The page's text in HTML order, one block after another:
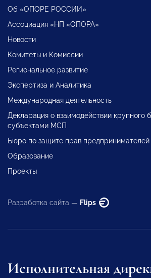
Об «ОПОРЕ РОССИИ»
Ассоциация «НП «ОПОРА»
Новости
Комитеты и Комиссии
Региональное развитие
Экспертиза и Аналитика
Международная деятельность
Декларация о взаимодействии крупного
субъектами МСП
Бюро по защите прав предпринимателей
Образование
Проекты
Разработка сайта — Flips
Исполнительная